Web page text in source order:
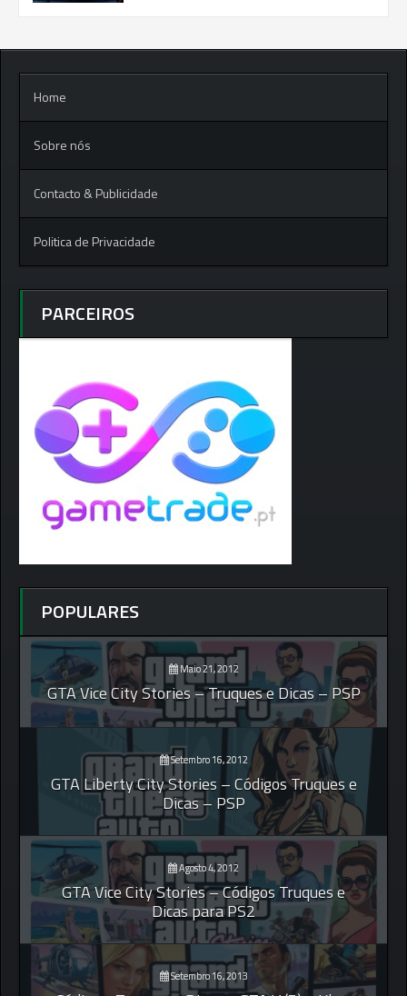
Home
Sobre nós
Contacto & Publicidade
Politica de Privacidade
PARCEIROS
POPULARES
Maio 21, 2012
GTA Vice City Stories – Truques e Dicas – PSP
Setembro 16, 2012
GTA Liberty City Stories – Códigos Truques e
Dicas – PSP
Agosto 4, 2012
GTA Vice City Stories – Códigos Truques e
Dicas para PS2
Setembro 16, 2013